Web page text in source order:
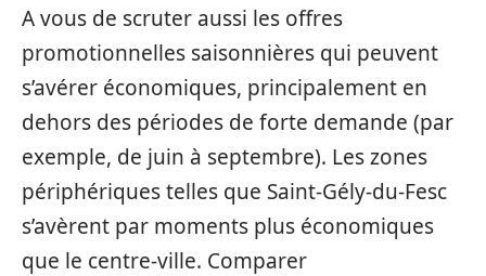
A vous de scruter aussi les offres
promotionnelles saisonnières qui peuvent
s’avérer économiques, principalement en
dehors des périodes de forte demande (par
exemple, de juin à septembre). Les zones
périphériques telles que Saint-Gély-du-Fesc
s’avèrent par moments plus économiques
que le centre-ville. Comparer